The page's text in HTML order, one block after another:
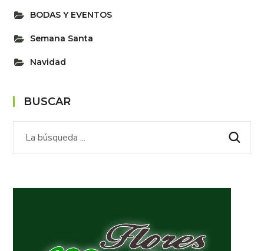
BODAS Y EVENTOS
Semana Santa
Navidad
BUSCAR